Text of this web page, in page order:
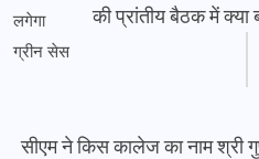
की प्रांतीय बैठक में क्या
सीएम ने किस कालेज का नाम श्री